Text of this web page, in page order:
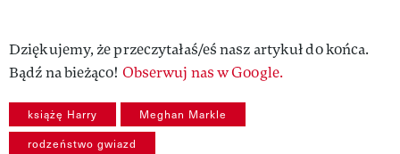
Dziękujemy, że przeczytałaś/eś nasz artykuł do końca.
Bądź na bieżąco! Obserwuj nas w Google.
książę Harry Meghan Markle
rodzeństwo gwiazd